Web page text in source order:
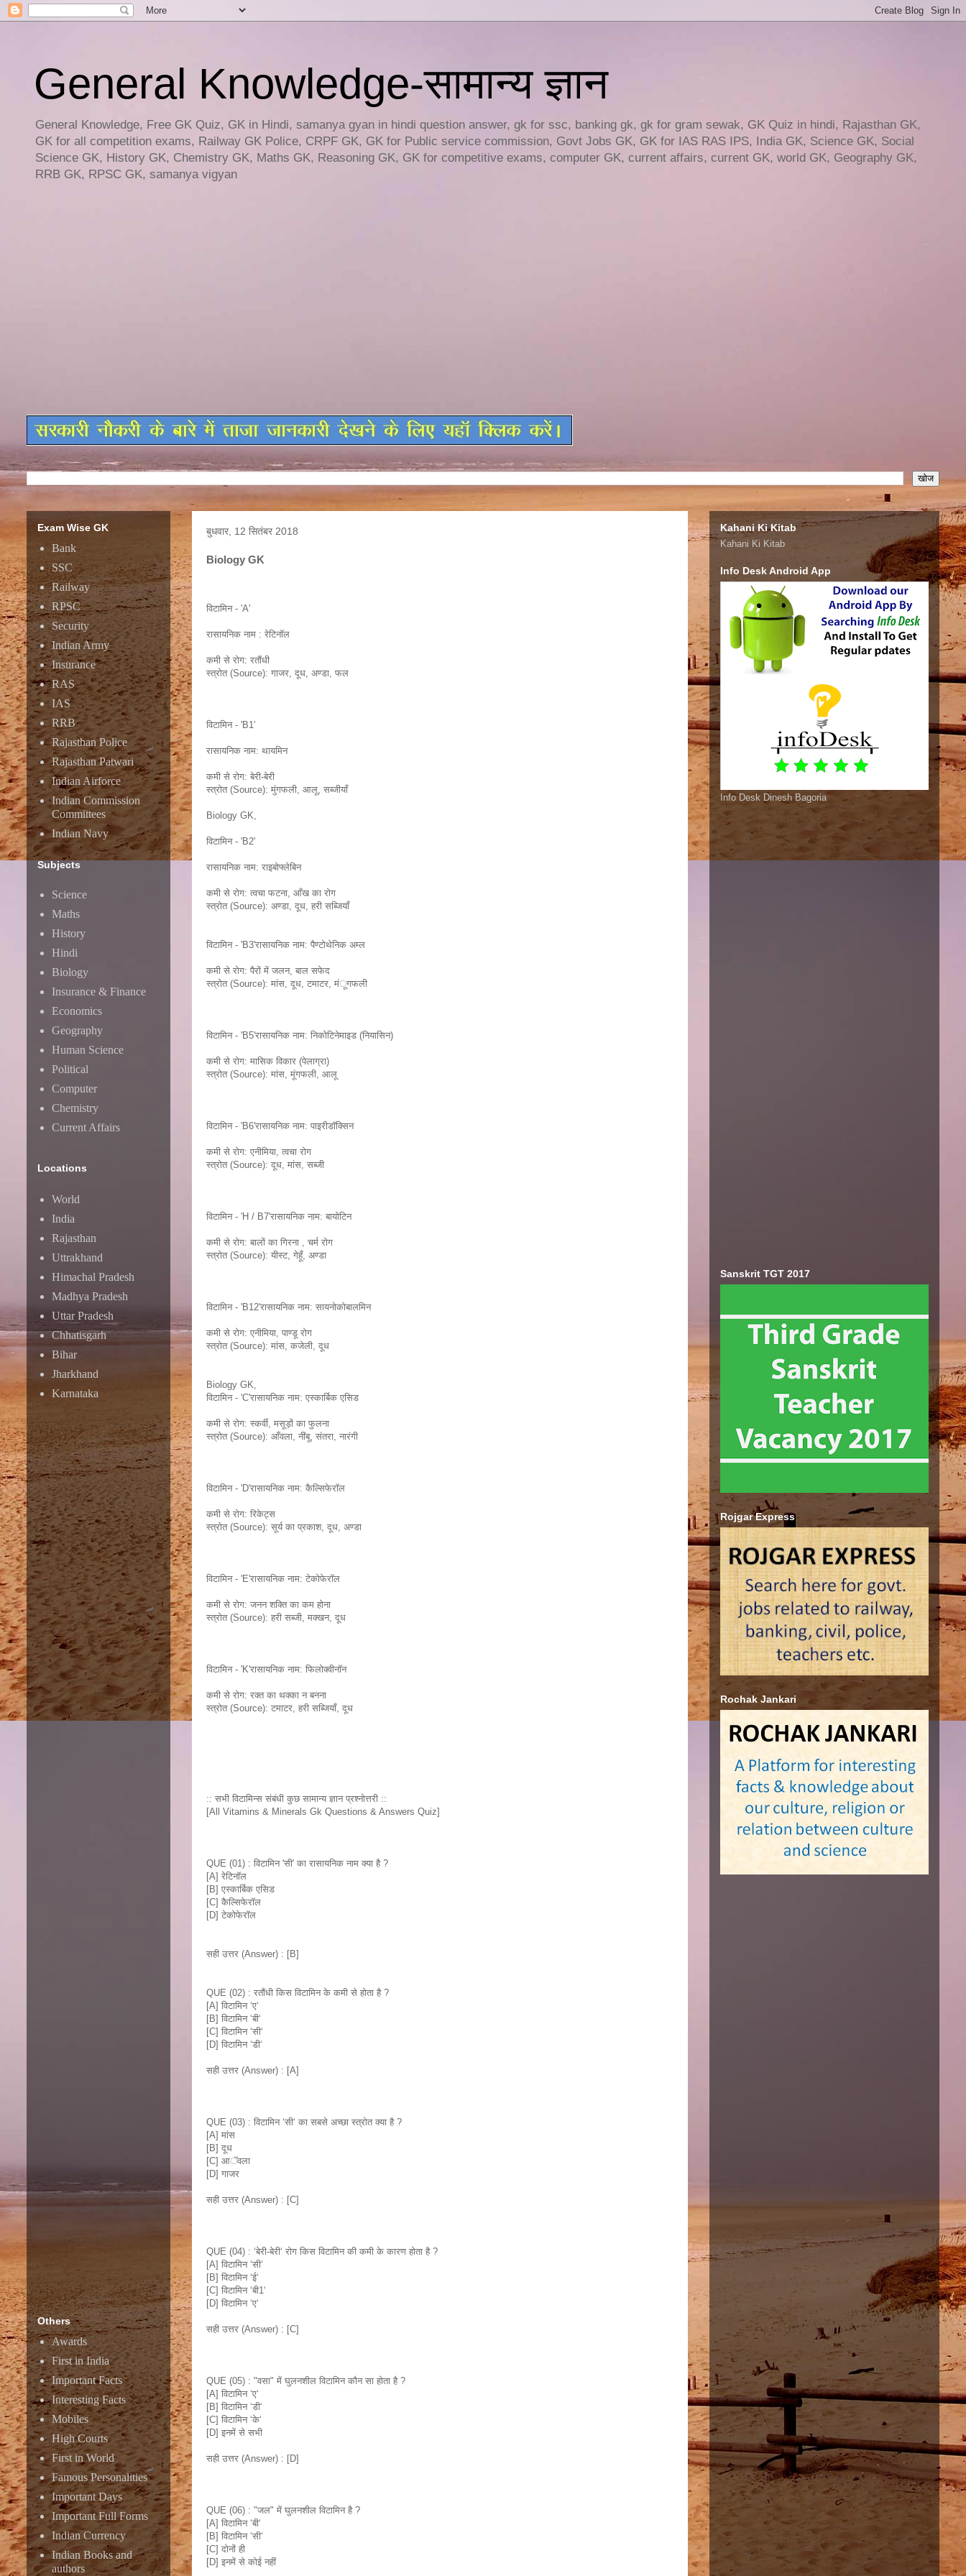
General Knowledge-सामान्य ज्ञान
General Knowledge, Free GK Quiz, GK in Hindi, samanya gyan in hindi question answer, gk for ssc, banking gk, gk for gram sewak, GK Quiz in hindi, Rajasthan GK,
GK for all competition exams, Railway GK Police, CRPF GK, GK for Public service commission, Govt Jobs GK, GK for IAS RAS IPS, India GK, Science GK, Social
Science GK, History GK, Chemistry GK, Maths GK, Reasoning GK, GK for competitive exams, computer GK, current affairs, current GK, world GK, Geography GK,
RRB GK, RPSC GK, samanya vigyan
बुधवार, 12 सितंबर 2018
Biology GK
विटामिन - 'A'
रासायनिक नाम : रेटिनाॅल
कमी से रोग: रतौंधी
स्त्रोत (Source): गाजर, दूध, अण्डा, फल
विटामिन - 'B1'
रासायनिक नाम: थायमिन
कमी से रोग: बेरी-बेरी
स्त्रोत (Source): मुंगफली, आलू, सब्जीयाँ
Biology GK,
विटामिन - 'B2'
रासायनिक नाम: राइबोफ्लेबिन
कमी से रोग: त्वचा फटना, आँख का रोग
स्त्रोत (Source): अण्डा, दूध, हरी सब्जियाँ
विटामिन - 'B3'रासायनिक नाम: पैण्टोथेनिक अम्ल
कमी से रोग: पैरों में जलन, बाल सफेद
स्त्रोत (Source): मांस, दूध, टमाटर, मंूगफली
विटामिन - 'B5'रासायनिक नाम: निकोटिनेमाइड (नियासिन)
कमी से रोग: मासिक विकार (पेलाग्रा)
स्त्रोत (Source): मांस, मूंगफली, आलू
विटामिन - 'B6'रासायनिक नाम: पाइरीडाॅक्सिन
कमी से रोग: एनीमिया, त्वचा रोग
स्त्रोत (Source): दूध, मांस, सब्जी
विटामिन - 'H / B7'रासायनिक नाम: बायोटिन
कमी से रोग: बालों का गिरना , चर्म रोग
स्त्रोत (Source): यीस्ट, गेहूँ, अण्डा
विटामिन - 'B12'रासायनिक नाम: सायनोकोबालमिन
कमी से रोग: एनीमिया, पाण्डू रोग
स्त्रोत (Source): मांस, कजेली, दूध
Biology GK,
विटामिन - 'C'रासायनिक नाम: एस्कार्बिक एसिड
कमी से रोग: स्कर्वी, मसूड़ों का फुलना
स्त्रोत (Source): आँवला, नींबू, संतरा, नारंगी
विटामिन - 'D'रासायनिक नाम: कैल्सिफेराॅल
कमी से रोग: रिकेट्स
स्त्रोत (Source): सूर्य का प्रकाश, दूध, अण्डा
विटामिन - 'E'रासायनिक नाम: टेकोफेराॅल
कमी से रोग: जनन शक्ति का कम होना
स्त्रोत (Source): हरी सब्जी, मक्खन, दूध
विटामिन - 'K'रासायनिक नाम: फिलोक्वीनाॅन
कमी से रोग: रक्त का थक्का न बनना
स्त्रोत (Source): टमाटर, हरी सब्जियाँ, दूध
:: सभी विटामिन्स संबंधी कुछ सामान्य ज्ञान प्रश्नोत्तरी ::
[All Vitamins & Minerals Gk Questions & Answers Quiz]
QUE (01) : विटामिन 'सी' का रासायनिक नाम क्या है ?
[A] रेटिनाॅल
[B] एस्कार्बिक एसिड
[C] कैल्सिफेराॅल
[D] टेकोफेराॅल
सही उत्तर (Answer) : [B]
QUE (02) : रतौंधी किस विटामिन के कमी से होता है ?
[A] विटामिन ‘ए‘
[B] विटामिन ‘बी‘
[C] विटामिन ‘सी‘
[D] विटामिन ‘डी‘
सही उत्तर (Answer) : [A]
QUE (03) : विटामिन ‘सी‘ का सबसे अच्छा स्त्रोत क्या है ?
[A] मांस
[B] दूध
[C] आॅवला
[D] गाजर
सही उत्तर (Answer) : [C]
QUE (04) : ‘बेरी-बेरी‘ रोग किस विटामिन की कमी के कारण होता है ?
[A] विटामिन ‘सी‘
[B] विटामिन ‘ई‘
[C] विटामिन ‘बी1‘
[D] विटामिन ‘ए‘
सही उत्तर (Answer) : [C]
QUE (05) : "वसा" में घुलनशील विटामिन कौन सा होता है ?
[A] विटामिन ‘ए‘
[B] विटामिन ‘डी‘
[C] विटामिन ‘के‘
[D] इनमें से सभी
सही उत्तर (Answer) : [D]
QUE (06) : "जल" में घुलनशील विटामिन है ?
[A] विटामिन ‘बी‘
[B] विटामिन ‘सी‘
[C] दोनों ही
[D] इनमें से कोई नहीं
Exam Wise GK
Bank
SSC
Railway
RPSC
Security
Indian Army
Insurance
RAS
IAS
RRB
Rajasthan Police
Rajasthan Patwari
Indian Airforce
Indian Commission
Committees
Indian Navy
Subjects
Science
Maths
History
Hindi
Biology
Insurance & Finance
Economics
Geography
Human Science
Political
Computer
Chemistry
Current Affairs
Locations
World
India
Rajasthan
Uttrakhand
Himachal Pradesh
Madhya Pradesh
Uttar Pradesh
Chhatisgarh
Bihar
Jharkhand
Karnataka
Others
Awards
First in India
Important Facts
Interesting Facts
Mobiles
High Courts
First in World
Famous Personalities
Important Days
Important Full Forms
Indian Currency
Indian Books and
authors
Kahani Ki Kitab
Kahani Ki Kitab
Info Desk Android App
Info Desk Dinesh Bagoria
Sanskrit TGT 2017
Rojgar Express
Rochak Jankari